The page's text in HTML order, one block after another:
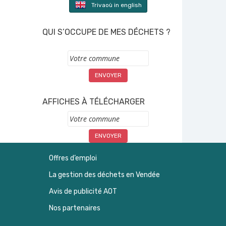
Trivaoù in english
QUI S’OCCUPE DE MES DÉCHETS ?
Commune
AFFICHES À TÉLÉCHARGER
Commune
Offres d’emploi
La gestion des déchets en Vendée
Avis de publicité AOT
Nos partenaires